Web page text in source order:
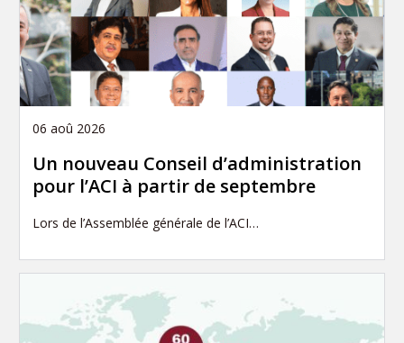
06 aoû 2026
Un nouveau Conseil d’administration
pour l’ACI à partir de septembre
Lors de l’Assemblée générale de l’ACI…